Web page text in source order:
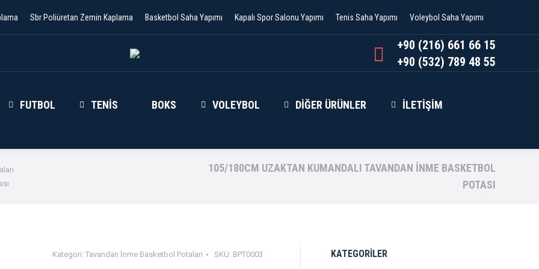
Sbr Poliüretan Zemin Kaplama Basketbol Saha Yapımı Kapalı Spor Salonu Yapımı Tenis Saha Yapımı Voleybol Saha Yapımı
+90 (216) 661 66 15
+90 (532) 789 48 55
FUTBOL TENIS BOKS VOLEYBOL DIĞER ÜRÜNLER İLETIŞIM
105/180CM UZAKTAN KUMANDALI TAVANDAN İNME BASKETBOL
POTASI
Kategori: Tavandan İnme Basketbol Potaları SKU: BPT0003 KATEGORİLER